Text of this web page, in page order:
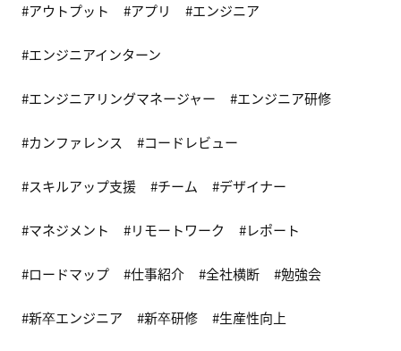
アウトプット アプリ エンジニア
エンジニアインターン
エンジニアリングマネージャー エンジニア研修
カンファレンス コードレビュー
スキルアップ支援 チーム デザイナー
マネジメント リモートワーク レポート
ロードマップ 仕事紹介 全社横断 勉強会
新卒エンジニア 新卒研修 生産性向上